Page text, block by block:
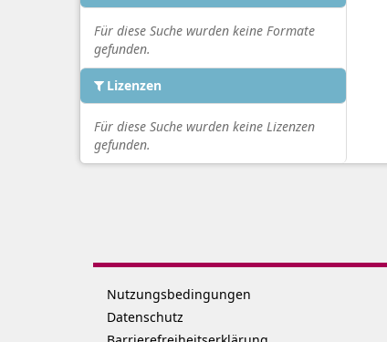
Für diese Suche wurden keine Formate
gefunden.
Lizenzen
Für diese Suche wurden keine Lizenzen
gefunden.
Nutzungsbedingungen
Datenschutz